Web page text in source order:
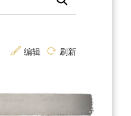
编辑 刷新